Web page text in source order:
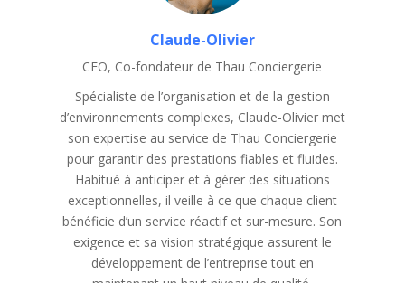
Claude-Olivier
CEO, Co-fondateur de Thau Conciergerie
Spécialiste de l’organisation et de la gestion
d’environnements complexes, Claude-Olivier met
son expertise au service de Thau Conciergerie
pour garantir des prestations fiables et fluides.
Habitué à anticiper et à gérer des situations
exceptionnelles, il veille à ce que chaque client
bénéficie d’un service réactif et sur-mesure. Son
exigence et sa vision stratégique assurent le
développement de l’entreprise tout en